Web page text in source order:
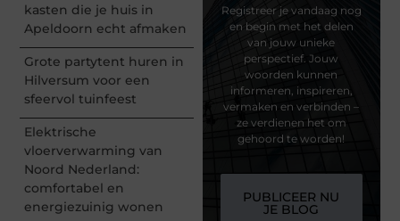
kasten die je huis in
Apeldoorn echt afmaken
Grote partytent huren in
Hilversum voor een
sfeervol tuinfeest
Elektrische
vloerverwarming van
Noord Nederland:
comfortabel en
energiezuinig wonen
Registreer je vandaag nog
en begin met het delen
van jouw unieke
perspectief. Jouw
woorden kunnen
informeren, inspireren,
vermaken en verbinden –
ze verdienen het om
gehoord te worden!
PUBLICEER NU
JE BLOG